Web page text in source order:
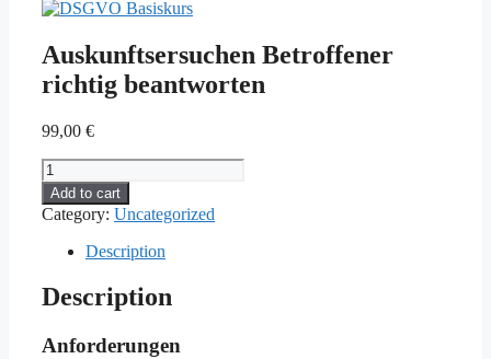
Auskunftsersuchen Betroffener
richtig beantworten
99,00 €
Auskunftsersuchen
Betroffener
richtig
beantworten
quantity
Add to cart
Category: Uncategorized
Description
Description
Anforderungen